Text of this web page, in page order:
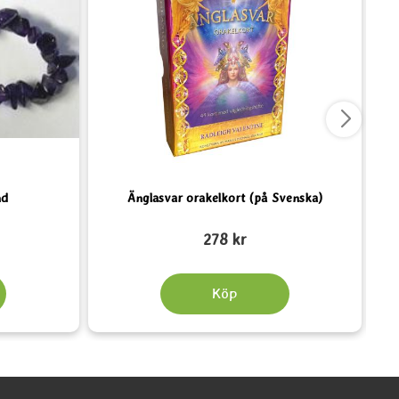
Änglasvar orakelkort (på Svenska)
278 kr
Köp